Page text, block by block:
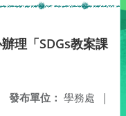
理「SDGs教案課
發布單位： 學務處 |